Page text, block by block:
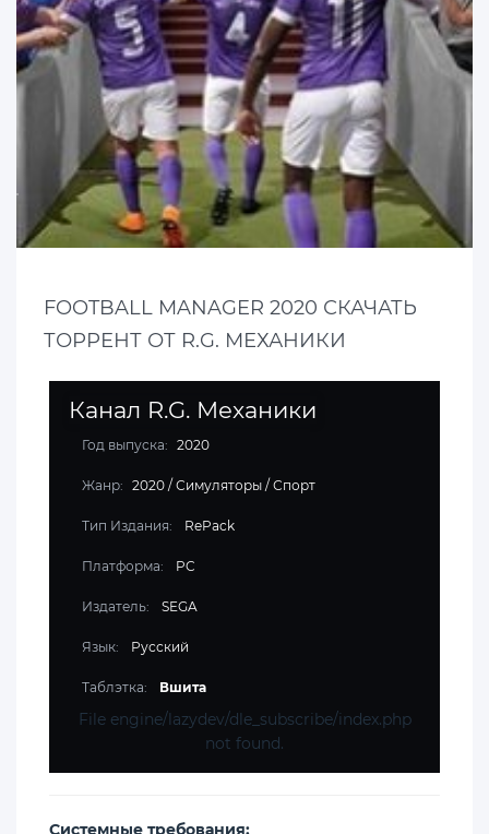
FOOTBALL MANAGER 2020 СКАЧАТЬ
ТОРРЕНТ ОТ R.G. МЕХАНИКИ
Канал R.G. Механики
Год выпуска: 2020
Жанр: 2020 / Симуляторы / Спорт
Тип Издания: RePack
Платформа: PC
Издатель: SEGA
Язык: Русский
Таблэтка: Вшита
File engine/lazydev/dle_subscribe/index.php
not found.
Cистемные требования: